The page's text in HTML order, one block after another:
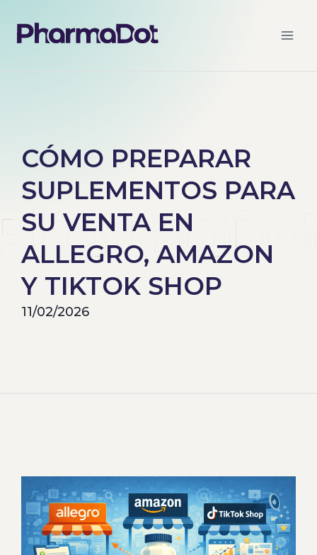
CÓMO PREPARAR
SUPLEMENTOS PARA
SU VENTA EN
ALLEGRO, AMAZON
Y TIKTOK SHOP
11/02/2026